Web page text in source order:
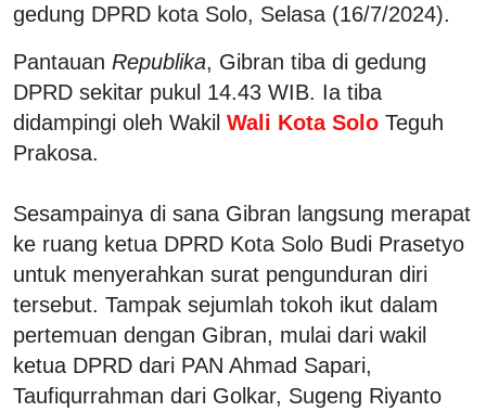
gedung DPRD kota Solo, Selasa (16/7/2024).
Pantauan Republika, Gibran tiba di gedung
DPRD sekitar pukul 14.43 WIB. Ia tiba
didampingi oleh Wakil Wali Kota Solo Teguh
Prakosa.
Sesampainya di sana Gibran langsung merapat
ke ruang ketua DPRD Kota Solo Budi Prasetyo
untuk menyerahkan surat pengunduran diri
tersebut. Tampak sejumlah tokoh ikut dalam
pertemuan dengan Gibran, mulai dari wakil
ketua DPRD dari PAN Ahmad Sapari,
Taufiqurrahman dari Golkar, Sugeng Riyanto